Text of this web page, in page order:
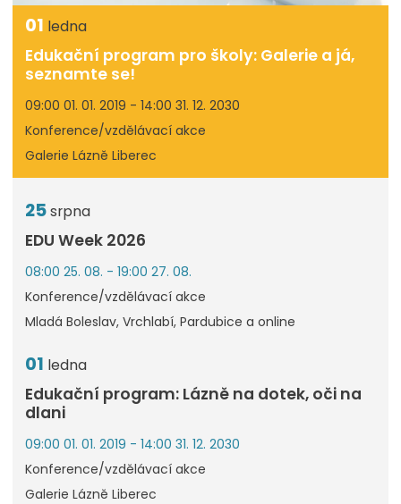
01 ledna
Edukační program pro školy: Galerie a já,
seznamte se!
09:00 01. 01. 2019 - 14:00 31. 12. 2030
Konference/vzdělávací akce
Galerie Lázně Liberec
25srpna
EDU Week 2026
08:00 25. 08. - 19:00 27. 08.
Konference/vzdělávací akce
Mladá Boleslav, Vrchlabí, Pardubice a online
01 ledna
Edukační program: Lázně na dotek, oči na
dlani
09:00 01. 01. 2019 - 14:00 31. 12. 2030
Konference/vzdělávací akce
Galerie Lázně Liberec